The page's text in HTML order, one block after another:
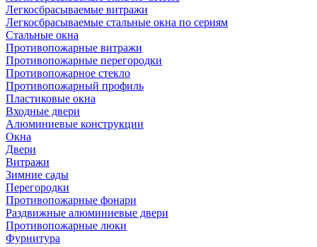
Легкосбрасываемые витражи
Легкосбрасываемые стальные окна по сериям
Стальные окна
Противопожарные витражи
Противопожарные перегородки
Противопожарное стекло
Противопожарный профиль
Пластиковые окна
Входные двери
Алюминиевые конструкции
Окна
Двери
Витражи
Зимние сады
Перегородки
Противопожарные фонари
Раздвижные алюминиевые двери
Противопожарные люки
Фурнитура